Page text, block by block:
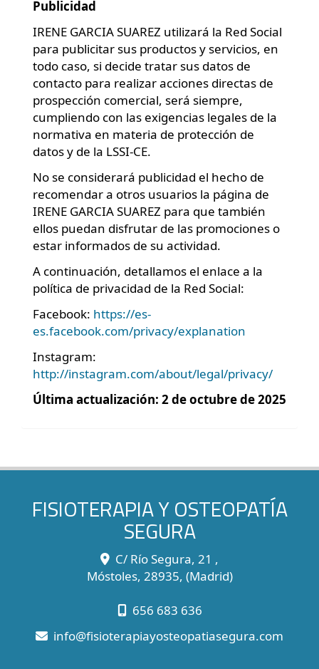
Publicidad
IRENE GARCIA SUAREZ utilizará la Red Social
para publicitar sus productos y servicios, en
todo caso, si decide tratar sus datos de
contacto para realizar acciones directas de
prospección comercial, será siempre,
cumpliendo con las exigencias legales de la
normativa en materia de protección de
datos y de la LSSI-CE.
No se considerará publicidad el hecho de
recomendar a otros usuarios la página de
IRENE GARCIA SUAREZ para que también
ellos puedan disfrutar de las promociones o
estar informados de su actividad.
A continuación, detallamos el enlace a la
política de privacidad de la Red Social:
Facebook: https://es-
es.facebook.com/privacy/explanation
Instagram:
http://instagram.com/about/legal/privacy/
Última actualización: 2 de octubre de 2025
FISIOTERAPIA Y OSTEOPATÍA
SEGURA
C/ Río Segura, 21 ,
Móstoles, 28935, (Madrid)
656 683 636
info
fisioterapiayosteopatiasegura.com